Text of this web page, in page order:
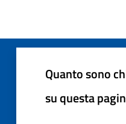
Quanto sono
su questa